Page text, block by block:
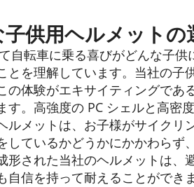
供用ヘルメットの
自転車に乗る喜びがどんな子供
とを理解しています。当社の子
の体験がエキサイティングであ
。高強度の PC シェルと高密
ルメットは、お子様がサイクリ
しているかどうかにかかわらず
形された当社のヘルメットは、
信を持って耐えることができま